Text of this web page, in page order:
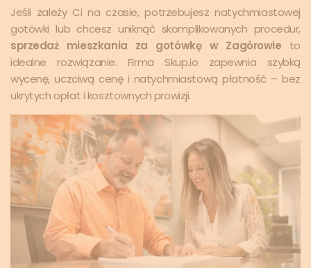
Jeśli zależy Ci na czasie, potrzebujesz natychmiastowej
gotówki lub chcesz uniknąć skomplikowanych procedur,
sprzedaż mieszkania za gotówkę w Zagórowie to
idealne rozwiązanie. Firma Skup.io zapewnia szybką
wycenę, uczciwą cenę i natychmiastową płatność – bez
ukrytych opłat i kosztownych prowizji.